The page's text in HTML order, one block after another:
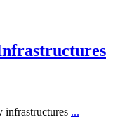
infrastructures ...